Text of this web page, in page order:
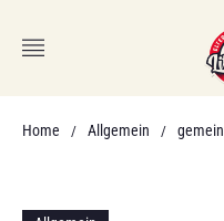
Home / Allgemein /